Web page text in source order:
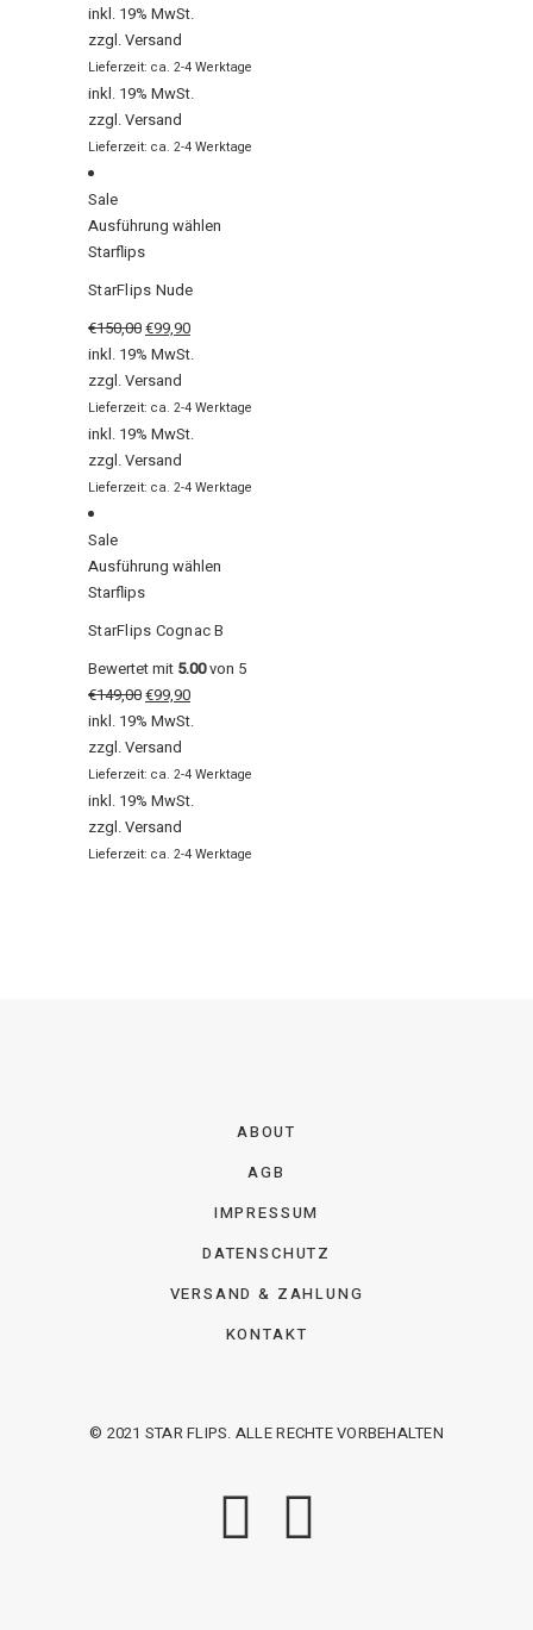
inkl. 19% MwSt.
zzgl.Versand
Lieferzeit: ca. 2-4 Werktage
inkl. 19% MwSt.
zzgl.Versand
Lieferzeit: ca. 2-4 Werktage
Sale
Ausführung wählen
Starflips
StarFlips Nude
€150,00€99,90
inkl. 19% MwSt.
zzgl.Versand
Lieferzeit: ca. 2-4 Werktage
inkl. 19% MwSt.
zzgl.Versand
Lieferzeit: ca. 2-4 Werktage
Sale
Ausführung wählen
Starflips
StarFlips Cognac B
Bewertet mit 5.00von 5
€149,00€99,90
inkl. 19% MwSt.
zzgl.Versand
Lieferzeit: ca. 2-4 Werktage
inkl. 19% MwSt.
zzgl.Versand
Lieferzeit: ca. 2-4 Werktage
ABOUT
AGB
IMPRESSUM
DATENSCHUTZ
VERSAND & ZAHLUNG
KONTAKT
© 2021 STAR FLIPS. ALLE RECHTE VORBEHALTEN